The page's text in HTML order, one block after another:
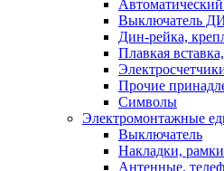
Выключатель
Дин-рейка,
Плавкая
Прочие
Символы
Электромонтажные
Выключатель
Накладки, рамки
Антенные,